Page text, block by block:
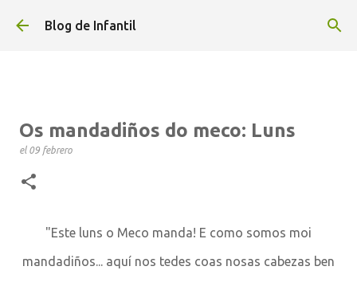
Ir al contenido principal
Blog de Infantil
Os mandadiños do meco: Luns
el 09 febrero
"Este luns o Meco manda! E como somos moi
mandadiños... aquí nos tedes coas nosas cabezas ben